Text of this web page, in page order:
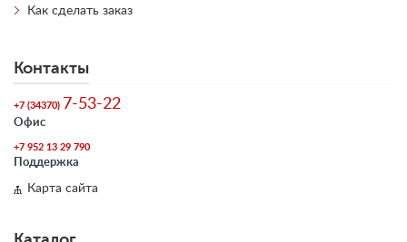
Как сделать заказ
Контакты
+7 (34370) 7-53-22
Офис
+7 952 13 29 790
Поддержка
Карта сайта